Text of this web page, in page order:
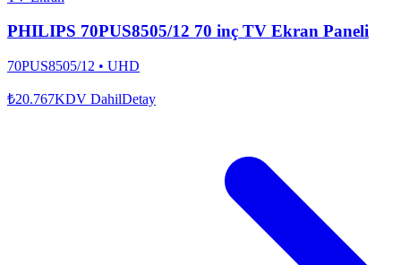
PHILIPS 70PUS8505/12 70 inç TV Ekran Paneli
70PUS8505/12 • UHD
₺20.767KDV DahilDetay